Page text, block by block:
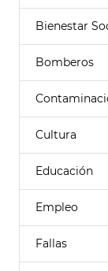
Bienestar
Bomberos
Cultura
Educación
Empleo
Fallas